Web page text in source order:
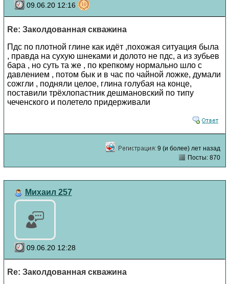
09.06.20 12:16
Re: Заколдованная скважина
Пдс по плотной глине как идёт ,похожая ситуация была
, правда на сухую шнеками и долото не пдс, а из зубьев
бара , но суть та же , по крепкому нормально шло с
давлением , потом бык и в час по чайной ложке, думали
сожгли , подняли целое, глина голубая на конце,
поставили трёхлопастник дешмановский по типу
чеченского и полетело придерживали
9 (и более) лет назад
Посты: 870
Михаил 257
09.06.20 12:28
Re: Заколдованная скважина